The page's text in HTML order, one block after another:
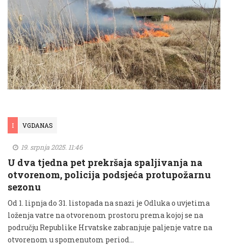
I VGDANAS
19. srpnja 2025. 11:46
U dva tjedna pet prekršaja spaljivanja na
otvorenom, policija podsjeća protupožarnu
sezonu
Od 1. lipnja do 31. listopada na snazi je Odluka o uvjetima
loženja vatre na otvorenom prostoru prema kojoj se na
području Republike Hrvatske zabranjuje paljenje vatre na
otvorenom u spomenutom period...